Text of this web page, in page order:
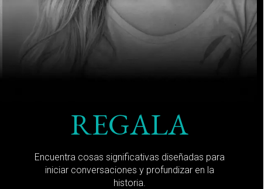
REGALA
Encuentra cosas significativas diseñadas para
iniciar conversaciones y profundizar en la
historia.